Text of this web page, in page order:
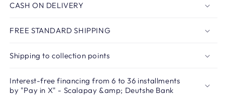
CASH ON DELIVERY
FREE STANDARD SHIPPING
Shipping to collection points
Interest-free financing from 6 to 36 installments
by "Pay in X" - Scalapay &amp; Deutshe Bank